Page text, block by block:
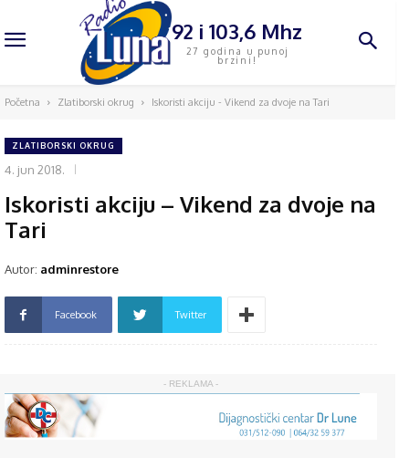
92 i 103,6 Mhz
27 godina u punoj
brzini!
Početna Zlatiborski okrug Iskoristi akciju - Vikend za dvoje na Tari
ZLATIBORSKI OKRUG
4. jun 2018.
Iskoristi akciju – Vikend za dvoje na
Tari
Autor: adminrestore
Facebook Twitter
- REKLAMA -